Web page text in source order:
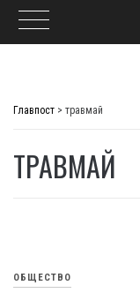
Главпост > травмай
ТРАВМАЙ
ОБЩЕСТВО